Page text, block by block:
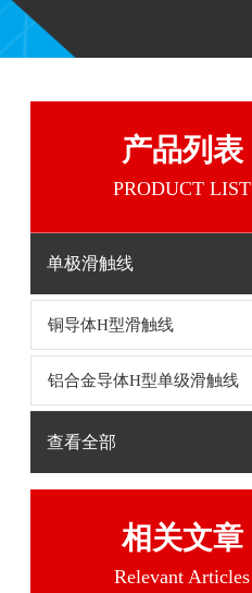
产品列表
PRODUCT LIST
单极滑触线
铜导体H型滑触线
铝合金导体H型单级滑触线
查看全部
相关文章
Relevant Articles